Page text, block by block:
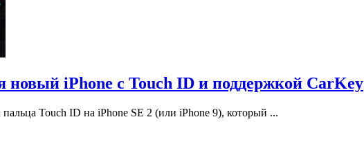
новый iPhone с Touch ID и поддержкой CarKey
Touch ID на iPhone SE 2 (или iPhone 9), который ...